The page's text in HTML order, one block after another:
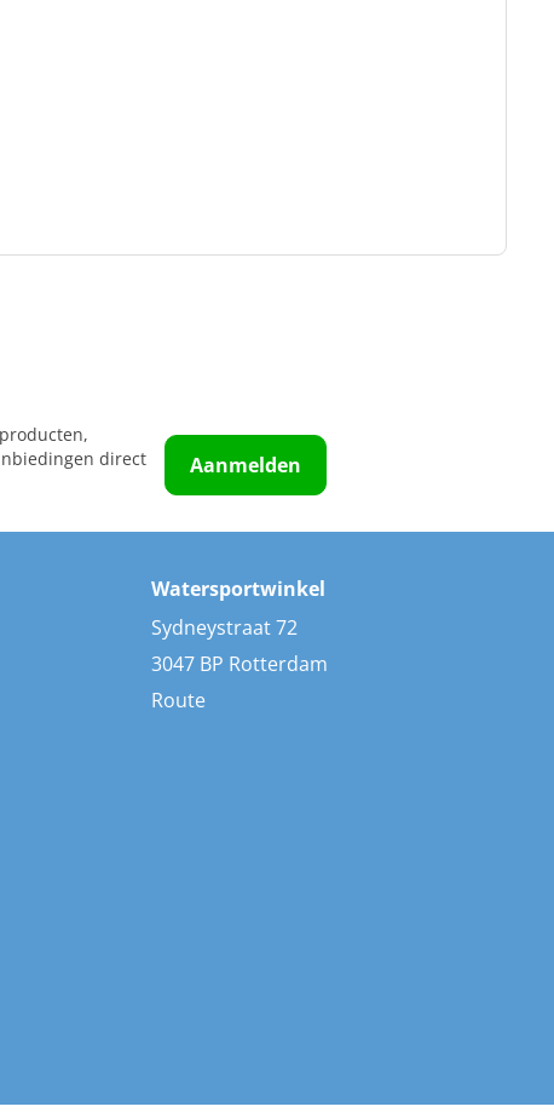
direct
Aanmelden
Watersportwinkel
Sydneystraat 72
3047 BP Rotterdam
Route